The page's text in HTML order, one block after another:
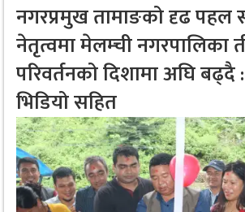
नगरप्रमुख तामाङको दृढ पहल
नेतृत्वमा मेलम्ची नगरपालिका
परिवर्तनको दिशामा अघि बढ्दै :
भिडियो सहित